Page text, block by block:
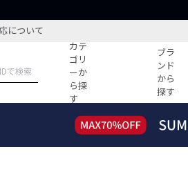
について
カテ
ゴリ
ーか
ら探
す
ブラ
ンド
から
探す
すべての記事